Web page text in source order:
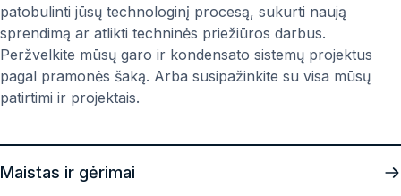
Perkaitintojo vandens garo generatoriai
patobulinti jūsų technologinį procesą, sukurti naują
sprendimą ar atlikti techninės priežiūros darbus.
Peržvelkite mūsų garo ir kondensato sistemų projektus
pagal pramonės šaką. Arba susipažinkite su visa mūsų
patirtimi ir projektais.
Maistas ir gėrimai